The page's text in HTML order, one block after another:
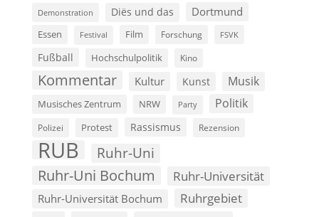
Demonstration Diës und das Dortmund
Essen Festival Film Forschung FSVK
Fußball Hochschulpolitik Kino
Kommentar Kultur Kunst Musik
Musisches Zentrum NRW Party Politik
Polizei Protest Rassismus Rezension
RUB Ruhr-Uni
Ruhr-Uni Bochum Ruhr-Universität
Ruhr-Universität Bochum Ruhrgebiet